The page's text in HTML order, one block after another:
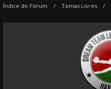
Índice do Fórum Temas Livres